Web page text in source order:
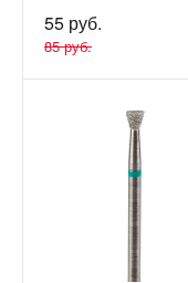
55 руб.
85 руб.